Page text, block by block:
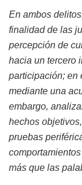
En ambos
finalidad de las
percepción de
hacia un tercero
participación; en
mediante una
embargo,
hechos
pruebas
más que las